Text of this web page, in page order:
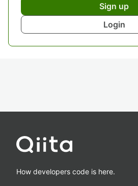
Sign up
Login
How developers code is here.